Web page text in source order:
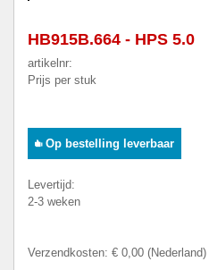
HB915B.664 - HPS 5.0
artikelnr:
Prijs per stuk
Op bestelling leverbaar
Levertijd:
2-3 weken
Verzendkosten: € 0,00 (Nederland)